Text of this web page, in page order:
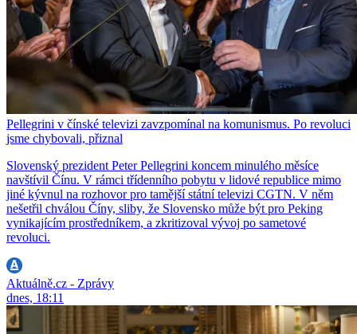
Pellegrini v čínské televizi zavzpomínal na komunismus. Po revoluci
jsme chybovali, přiznal
Slovenský prezident Peter Pellegrini koncem minulého měsíce
navštívil Čínu. V rámci třídenního pobytu v lidové republice mimo
jiné kývnul na rozhovor pro tamější státní televizi CGTN. V něm
nešetřil chválou Číny, sliby, že Slovensko může být pro Peking
vynikajícím prostředníkem, a zkritizoval vývoj po sametové
revoluci.
Aktuálně.cz - Zprávy
dnes, 18:11